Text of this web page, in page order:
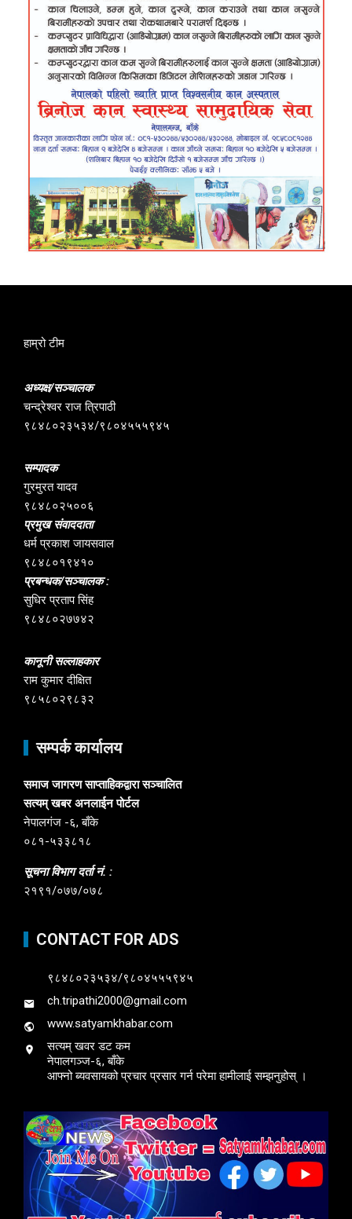
हाम्रो टीम
अध्यक्ष/सञ्चालक
चन्द्रेश्वर राज त्रिपाठी
९८४८०२३५३४/९८०४५५५९४५
सम्पादक
गुरमुरत यादव
९८४८०२५००६
प्रमुख संवाददाता
धर्म प्रकाश जायसवाल
९८४८०१९४१०
प्रबन्धक/सञ्चालक :
सुधिर प्रताप सिंह
९८४८०२७७४२
कानूनी सल्लाहकार
राम कुमार दीक्षित
९८५८०२९८३२
सम्पर्क कार्यालय
समाज जागरण साप्ताहिकद्वारा सञ्चालित
सत्यम् खबर अनलाईन पोर्टल
नेपालगंज -६, बाँके
०८१-५३३८१८
सूचना विभाग दर्ता नं. :
२१९१/०७७/०७८
CONTACT FOR ADS
९८४८०२३५३४/९८०४५५५९४५
ch.tripathi2000@gmail.com
www.satyamkhabar.com
सत्यम् खवर डट कम
नेपालगञ्ज-६, बाँके
आफ्नो ब्यवसायको प्रचार प्रसार गर्न परेमा हामीलाई सम्झनुहोस् ।